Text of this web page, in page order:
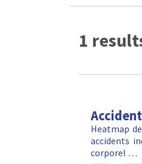
1
Heatmap
accidents
corporel …